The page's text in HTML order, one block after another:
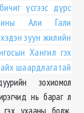
үсгээс дүрс
Али Гали
зуун жилийн
Хангил гэх
шаардлагатай
зохиомол
нь бараг л
гэх ухааны болж.